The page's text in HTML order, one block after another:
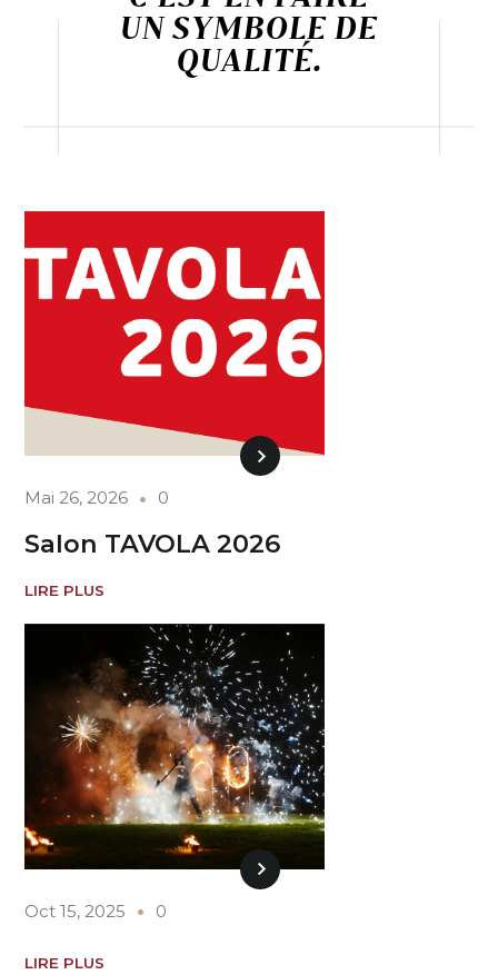
UN SYMBOLE DE
QUALITÉ.
Mai 26, 2026 0
Salon TAVOLA 2026
LIRE PLUS
Oct 15, 2025 0
LIRE PLUS